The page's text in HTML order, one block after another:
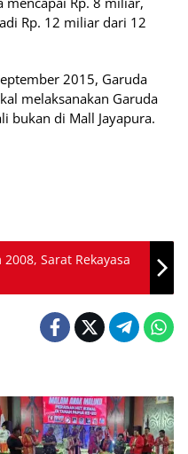
Rp. 12 miliar dari 12
2015, Garuda
melaksanakan Garuda
bukan di Mall Jayapura.
Sarat Rekayasa